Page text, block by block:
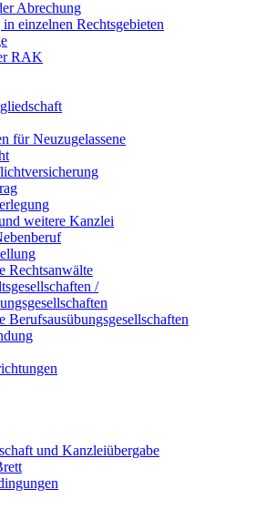
Abrechung
einzelnen Rechtsgebieten
RAK
für Neuzugelassene
weitere Kanzlei
Rechtsanwälte
/
Berufsausübungsgesellschaften
und Kanzleiübergabe